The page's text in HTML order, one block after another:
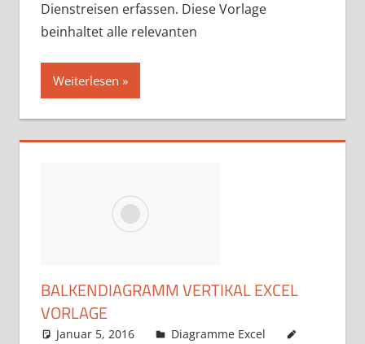
Dienstreisen erfassen. Diese Vorlage
beinhaltet alle relevanten
Weiterlesen
BALKENDIAGRAMM VERTIKAL EXCEL
VORLAGE
Januar 5, 2016 k-o-v
Diagramme Excel